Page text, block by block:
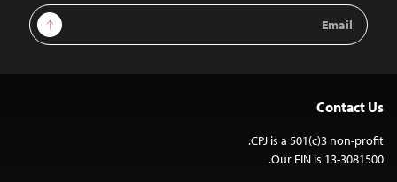
Email
Address
Sign Up
Contact Us
CPJ is a 501(c)3 non-profit.
Our EIN is 13-3081500.